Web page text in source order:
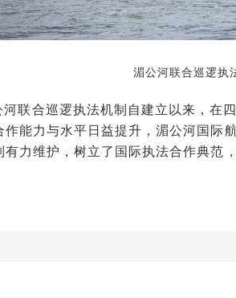
湄公河联合巡逻执
河联合巡逻执法机制自建立以来，在
作能力与水平日益提升，湄公河国际
有力维护，树立了国际执法合作典范